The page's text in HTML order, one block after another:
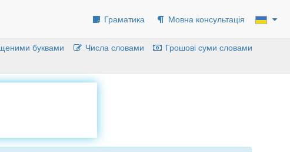
Граматика Мовна консультація
буквами Числа словами
Грошові суми словами